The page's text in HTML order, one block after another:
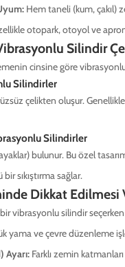
Hem taneli (kum, çakıl)
otopark, otoyol ve
Silindir
cinsine göre
Silindirler
çelikten oluşur.
Silindirler
bulunur. Bu özel
sıkıştırma sağlar.
Dikkat Edilmesi
vibrasyonlu silindir
yama ve çevre düzenleme
Ayarı: Farklı zemin